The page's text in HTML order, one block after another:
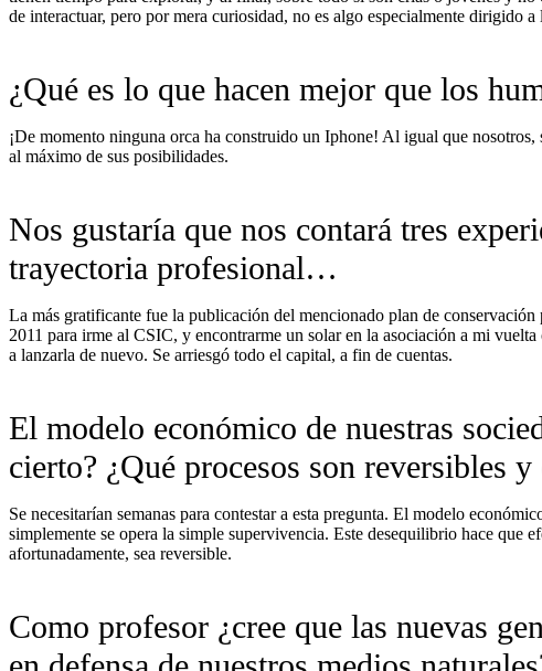
de interactuar, pero por mera curiosidad, no es algo especialmente dirigido
¿Qué es lo que hacen mejor que los
¡De momento ninguna orca ha construido un Iphone! Al igual que
al máximo de sus posibilidades.
Nos gustaría que nos contará tres
trayectoria profesional…
La más gratificante fue la publicación del mencionado plan de
2011 para irme al CSIC, y encontrarme un solar en la asociación a mi
a lanzarla de nuevo. Se arriesgó todo el capital, a fin de cuentas.
El modelo económico de nuestras
cierto? ¿Qué procesos son reversibles
Se necesitarían semanas para contestar a esta pregunta. El modelo
simplemente se opera la simple supervivencia. Este desequilibrio hace que
afortunadamente, sea reversible.
Como profesor ¿cree que las nuevas